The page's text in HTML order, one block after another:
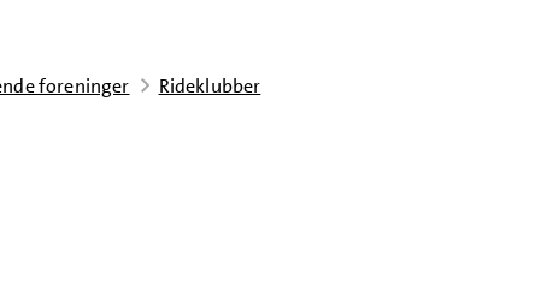
foreninger Rideklubber